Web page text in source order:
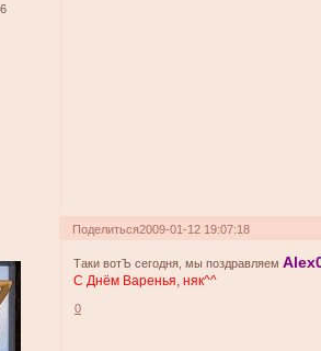
Поделиться2009-01-12 19:07:18
Таки вотЪ сегодня, мы поздравляем
С Днём Варенья, няк^^
0